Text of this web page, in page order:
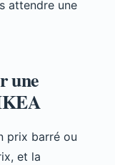
attendre une
une
prix barré ou
et la